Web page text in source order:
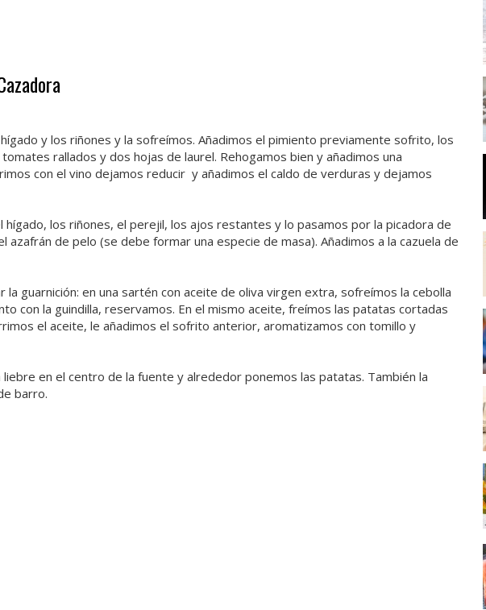
y los riñones y la sofreímos. Añadimos el pimiento previamente sofrito, los
rallados y dos hojas de laurel. Rehogamos bien y añadimos una
con el vino dejamos reducir y añadimos el caldo de verduras y dejamos
los riñones, el perejil, los ajos restantes y lo pasamos por la picadora de
azafrán de pelo (se debe formar una especie de masa). Añadimos a la cazuela de
guarnición: en una sartén con aceite de oliva virgen extra, sofreímos la cebolla
con la guindilla, reservamos. En el mismo aceite, freímos las patatas cortadas
el aceite, le añadimos el sofrito anterior, aromatizamos con tomillo y
en el centro de la fuente y alrededor ponemos las patatas. También la
barro.